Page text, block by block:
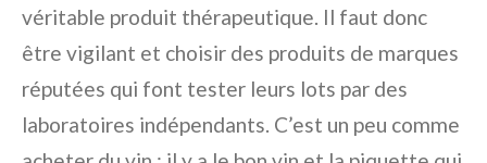
véritable produit thérapeutique. Il faut donc
être vigilant et choisir des produits de marques
réputées qui font tester leurs lots par des
laboratoires indépendants. C’est un peu comme